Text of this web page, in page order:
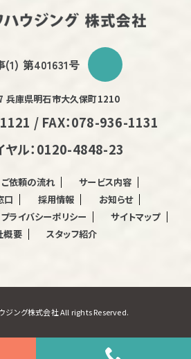
(1) 第401631号
兵庫県明石市大久保町1210
/ FAX：078-936-1131
ヤル：0120-4848-23
ご依頼の流れ
サービス内容
口
採用情報
お知らせ
プライバシーポリシー
サイトマップ
概要
スタッフ紹介
ジング株式会社 All rights Reserved.